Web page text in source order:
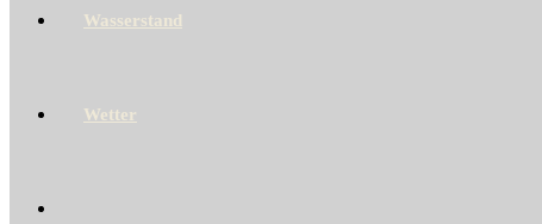
Wasserstand
Wetter